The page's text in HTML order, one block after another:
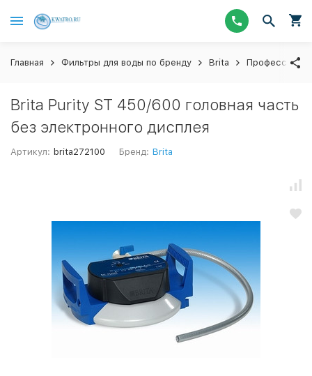
Главная Фильтры для воды по бренду Brita
Brita Purity ST 450/600 головная часть
без электронного дисплея
Артикул: brita272100 Бренд: Brita